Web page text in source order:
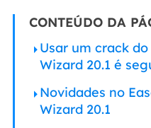
CONTEÚDO DA
Usar um crack
Wizard 20.1 é
Novidades no
Wizard 20.1